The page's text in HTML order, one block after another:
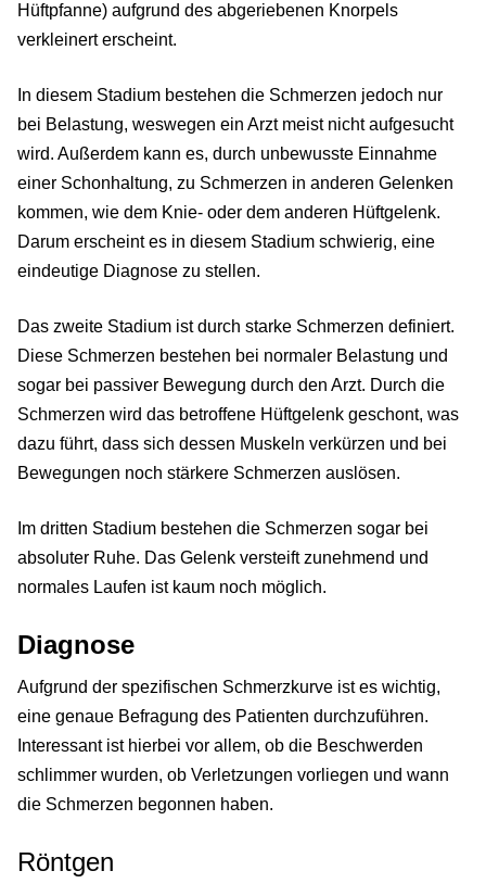
Hüftpfanne) aufgrund des abgeriebenen Knorpels
verkleinert erscheint.
In diesem Stadium bestehen die Schmerzen jedoch nur
bei Belastung, weswegen ein Arzt meist nicht aufgesucht
wird. Außerdem kann es, durch unbewusste Einnahme
einer Schonhaltung, zu Schmerzen in anderen Gelenken
kommen, wie dem Knie- oder dem anderen Hüftgelenk.
Darum erscheint es in diesem Stadium schwierig, eine
eindeutige Diagnose zu stellen.
Das zweite Stadium ist durch starke Schmerzen definiert.
Diese Schmerzen bestehen bei normaler Belastung und
sogar bei passiver Bewegung durch den Arzt. Durch die
Schmerzen wird das betroffene Hüftgelenk geschont, was
dazu führt, dass sich dessen Muskeln verkürzen und bei
Bewegungen noch stärkere Schmerzen auslösen.
Im dritten Stadium bestehen die Schmerzen sogar bei
absoluter Ruhe. Das Gelenk versteift zunehmend und
normales Laufen ist kaum noch möglich.
Diagnose
Aufgrund der spezifischen Schmerzkurve ist es wichtig,
eine genaue Befragung des Patienten durchzuführen.
Interessant ist hierbei vor allem, ob die Beschwerden
schlimmer wurden, ob Verletzungen vorliegen und wann
die Schmerzen begonnen haben.
Röntgen